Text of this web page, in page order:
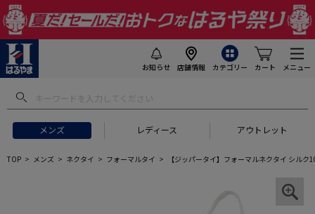
お知らせ 店舗情報 カテゴリー カート メニュー
メンズ レディース アウトレット
TOP メンズ ネクタイ フォーマルタイ 【ジッパータイ】フォーマルネクタイ シルク